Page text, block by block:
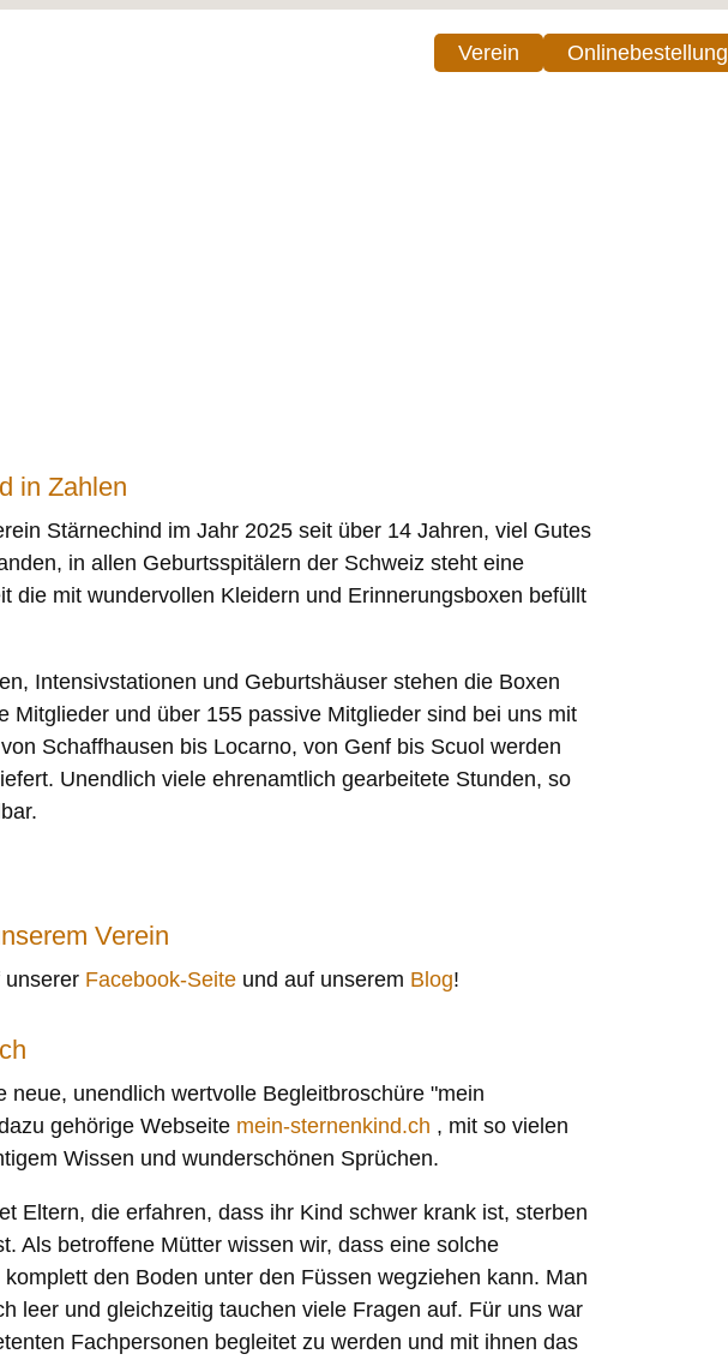
Verein Onlinebestellung
in Zahlen
Stärnechind im Jahr 2025 seit über 14 Jahren, viel Gutes
in allen Geburtsspitälern der Schweiz steht eine
die mit wundervollen Kleidern und Erinnerungsboxen befüllt
Intensivstationen und Geburtshäuser stehen die Boxen
Mitglieder und über 155 passive Mitglieder sind bei uns mit
Schaffhausen bis Locarno, von Genf bis Scuol werden
Unendlich viele ehrenamtlich gearbeitete Stunden, so
Verein
unserer Facebook-Seite und auf unserem Blog!
neue, unendlich wertvolle Begleitbroschüre "mein
gehörige Webseite mein-sternenkind.ch , mit so vielen
Wissen und wunderschönen Sprüchen.
Eltern, die erfahren, dass ihr Kind schwer krank ist, sterben
Als betroffene Mütter wissen wir, dass eine solche
den Boden unter den Füssen wegziehen kann. Man
leer und gleichzeitig tauchen viele Fragen auf. Für uns war
Fachpersonen begleitet zu werden und mit ihnen das